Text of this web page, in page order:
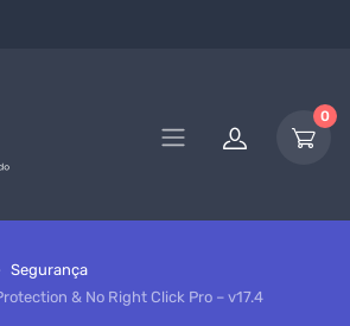
0
Segurança
& No Right Click Pro – v17.4